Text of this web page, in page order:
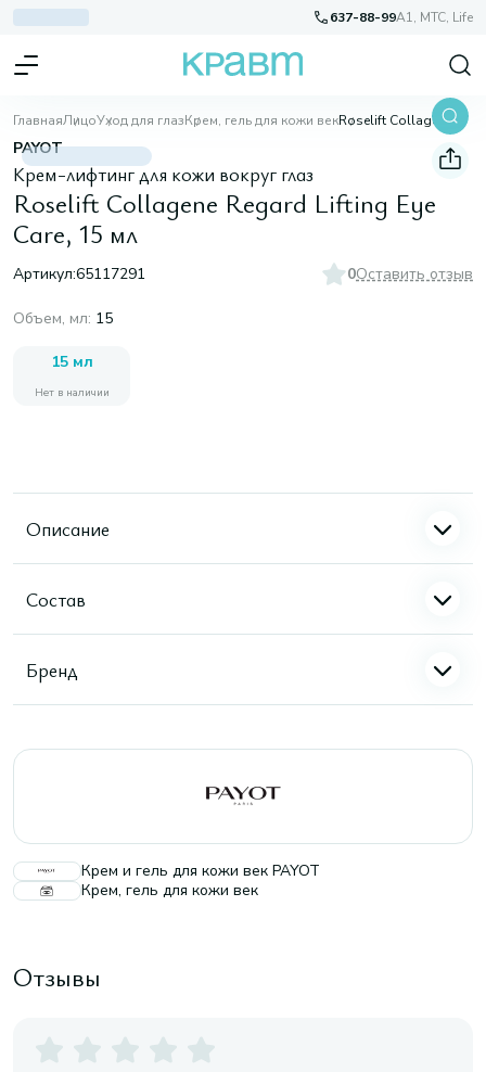
637-88-99A1, МТС, Life
ГлавнаяЛицоУход для глазКрем, гель для кожи век Roselift Collagene Regard Lifting Eye Care, 15 мл
PAYOT
Крем-лифтинг для кожи вокруг глаз
Roselift Collagene Regard Lifting Eye
Care, 15 мл
Артикул:65117291 0Оставить отзыв
Объем, мл: 15
15 мл
Нет в наличии
Описание
Состав
Бренд
Крем и гель для кожи век PAYOT
Крем, гель для кожи век
Отзывы